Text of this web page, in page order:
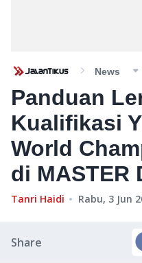
News
Panduan
Kualifikasi
World
di MASTER
Tanri Haidi Rabu, 3 Jun
Share